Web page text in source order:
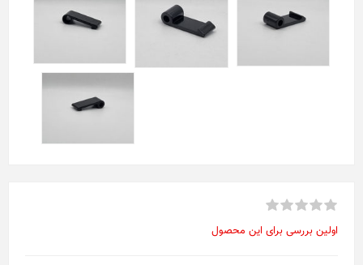
اولین بررسی برای این محصول